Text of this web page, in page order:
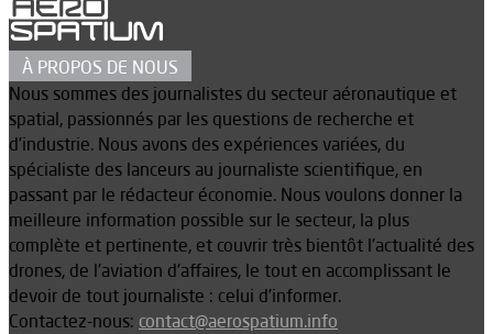
À PROPOS DE NOUS
Nous sommes des journalistes du secteur aéronautique et
spatial, passionnés par les questions de recherche et
d’industrie. Nous avons des expériences variées, du
spécialiste des lanceurs au journaliste scientifique, en
passant par le rédacteur économie. Nous voulons donner la
meilleure information possible sur le secteur, la plus
complète et pertinente, et couvrir très bientôt l’actualité des
drones, de l’aviation d’affaires, le tout en accomplissant le
devoir de tout journaliste : celui d’informer.
Contactez-nous: contact@aerospatium.info